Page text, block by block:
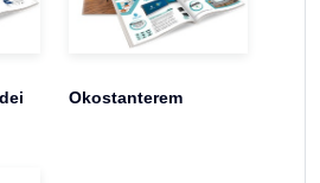
Okostanterem